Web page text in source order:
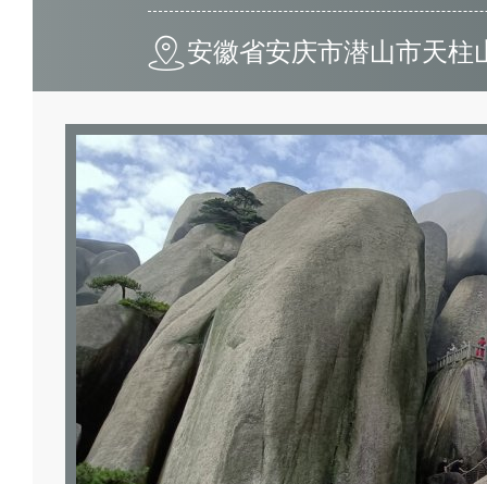
安徽省安庆市潜山市天柱